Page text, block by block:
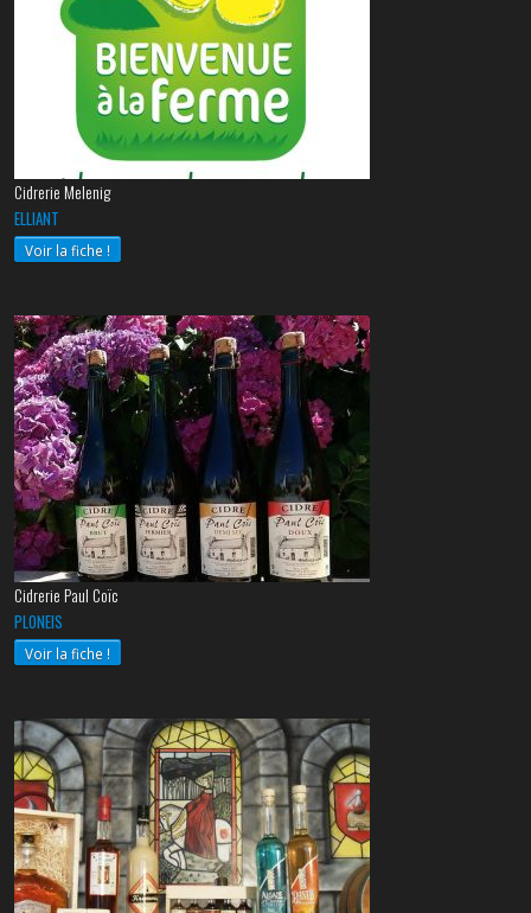
Cidrerie Melenig
ELLIANT
Voir la fiche !
Cidrerie Paul Coïc
PLONEIS
Voir la fiche !